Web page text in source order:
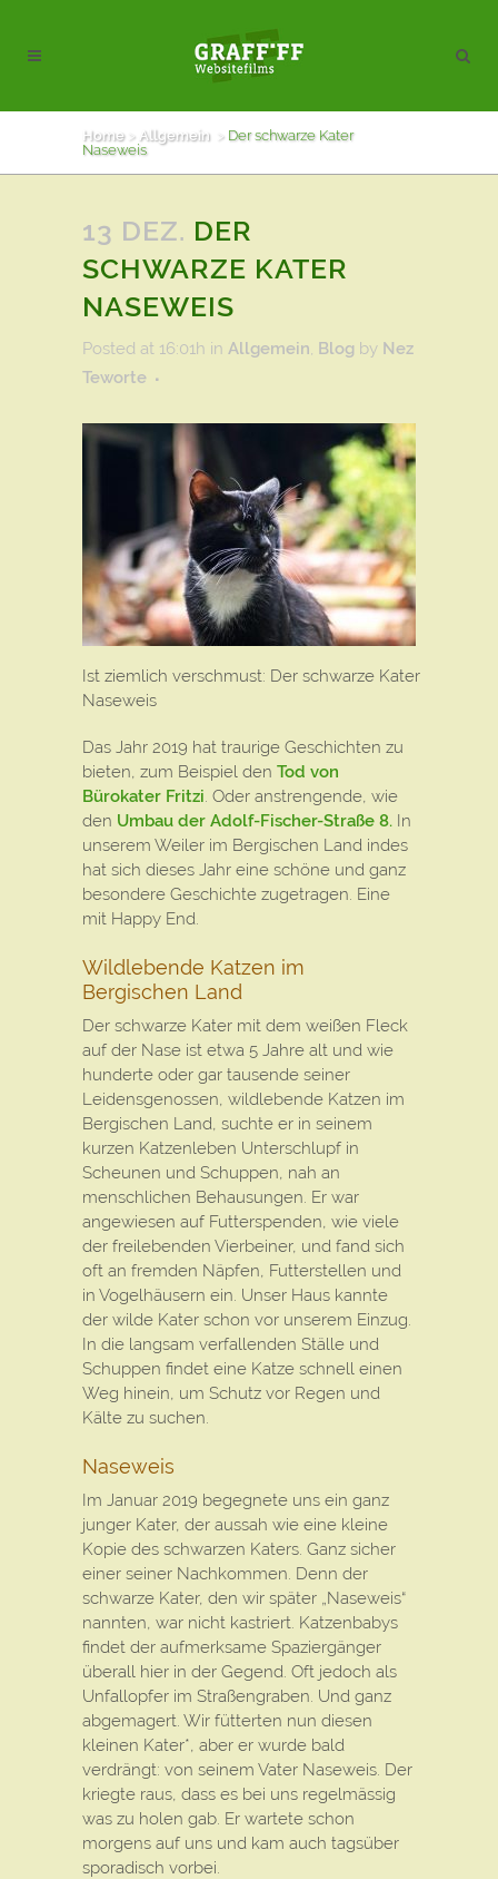
Home> Allgemein > Der schwarze Kater
Naseweis
13 DEZ. DER
SCHWARZE KATER
NASEWEIS
Posted at 16:01h in Allgemein, Blog by Nez
Teworte
Ist ziemlich verschmust: Der schwarze Kater
Naseweis
Das Jahr 2019 hat traurige Geschichten zu
bieten, zum Beispiel den Tod von
Bürokater Fritzi. Oder anstrengende, wie
den Umbau der Adolf-Fischer-Straße 8. In
unserem Weiler im Bergischen Land indes
hat sich dieses Jahr eine schöne und ganz
besondere Geschichte zugetragen. Eine
mit Happy End.
Wildlebende Katzen im
Bergischen Land
Der schwarze Kater mit dem weißen Fleck
auf der Nase ist etwa 5 Jahre alt und wie
hunderte oder gar tausende seiner
Leidensgenossen, wildlebende Katzen im
Bergischen Land, suchte er in seinem
kurzen Katzenleben Unterschlupf in
Scheunen und Schuppen, nah an
menschlichen Behausungen. Er war
angewiesen auf Futterspenden, wie viele
der freilebenden Vierbeiner, und fand sich
oft an fremden Näpfen, Futterstellen und
in Vogelhäusern ein. Unser Haus kannte
der wilde Kater schon vor unserem Einzug.
In die langsam verfallenden Ställe und
Schuppen findet eine Katze schnell einen
Weg hinein, um Schutz vor Regen und
Kälte zu suchen.
Naseweis
Im Januar 2019 begegnete uns ein ganz
junger Kater, der aussah wie eine kleine
Kopie des schwarzen Katers. Ganz sicher
einer seiner Nachkommen. Denn der
schwarze Kater, den wir später „Naseweis“
nannten, war nicht kastriert. Katzenbabys
findet der aufmerksame Spaziergänger
überall hier in der Gegend. Oft jedoch als
Unfallopfer im Straßengraben. Und ganz
abgemagert. Wir fütterten nun diesen
kleinen Kater*, aber er wurde bald
verdrängt: von seinem Vater Naseweis. Der
kriegte raus, dass es bei uns regelmässig
was zu holen gab. Er wartete schon
morgens auf uns und kam auch tagsüber
sporadisch vorbei.